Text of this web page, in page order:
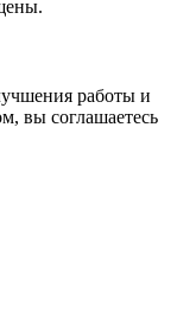
работы и
вы соглашаетесь